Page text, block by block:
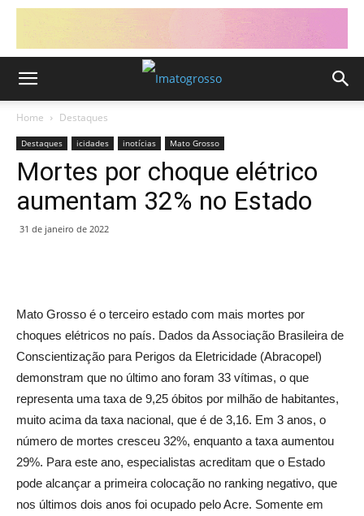
Home Destaques
Destaques icidades inotícias Mato Grosso
Mortes por choque elétrico
aumentam 32% no Estado
31 de janeiro de 2022
Mato Grosso é o terceiro estado com mais mortes por
choques elétricos no país. Dados da Associação Brasileira de
Conscientização para Perigos da Eletricidade (Abracopel)
demonstram que no último ano foram 33 vítimas, o que
representa uma taxa de 9,25 óbitos por milhão de habitantes,
muito acima da taxa nacional, que é de 3,16. Em 3 anos, o
número de mortes cresceu 32%, enquanto a taxa aumentou
29%. Para este ano, especialistas acreditam que o Estado
pode alcançar a primeira colocação no ranking negativo, que
nos últimos dois anos foi ocupado pelo Acre. Somente em